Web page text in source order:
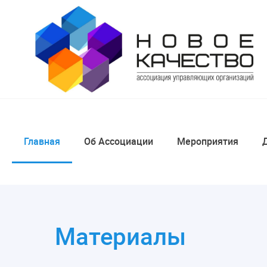
Главная Об Ассоциации Мероприятия
Материалы